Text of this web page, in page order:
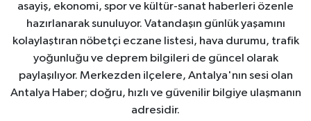
asayiş, ekonomi, spor ve kültür-sanat haberleri özenle
hazırlanarak sunuluyor. Vatandaşın günlük yaşamını
kolaylaştıran nöbetçi eczane listesi, hava durumu, trafik
yoğunluğu ve deprem bilgileri de güncel olarak
paylaşılıyor. Merkezden ilçelere, Antalya'nın sesi olan
Antalya Haber; doğru, hızlı ve güvenilir bilgiye ulaşmanın
adresidir.